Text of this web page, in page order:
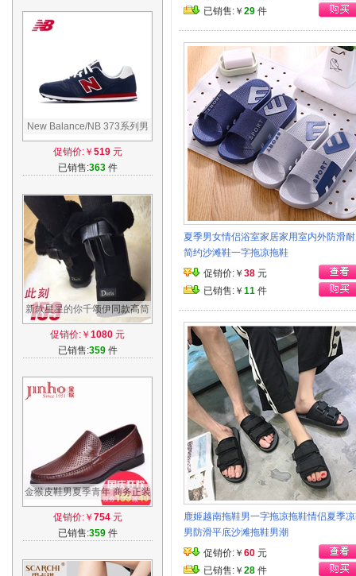
New Balance/NB 373系列男
鞋女鞋复古鞋休闲运动鞋
ML373AA/AB
促销价:￥ 519元
已销售:363件
新款星星的你千颂伊同款高筒
牛皮真皮 蝴蝶结 雪地靴 雪地
棉女
促销价:￥ 1080 元
已销售:359件
金猴皮鞋男夏季青年 商务正装
镂空男士皮鞋 透气舒适套脚男
凉鞋
促销价:￥ 754元
已销售:359件
已销售:￥ 29 件
夏季男女情侣浴室家居家用室内外防滑
简约沙滩鞋一字拖凉拖鞋
促销价:￥ 38 元
已销售:￥ 11 件
鹿姬越南拖鞋男一字拖凉拖鞋情侣夏季
男防滑平底沙滩拖鞋男潮
促销价:￥ 60 元
已销售:￥ 28 件